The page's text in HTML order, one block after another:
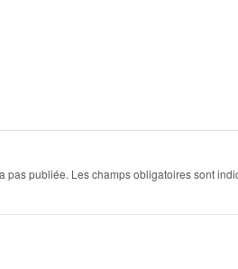
pas publiée. Les champs obligatoires sont